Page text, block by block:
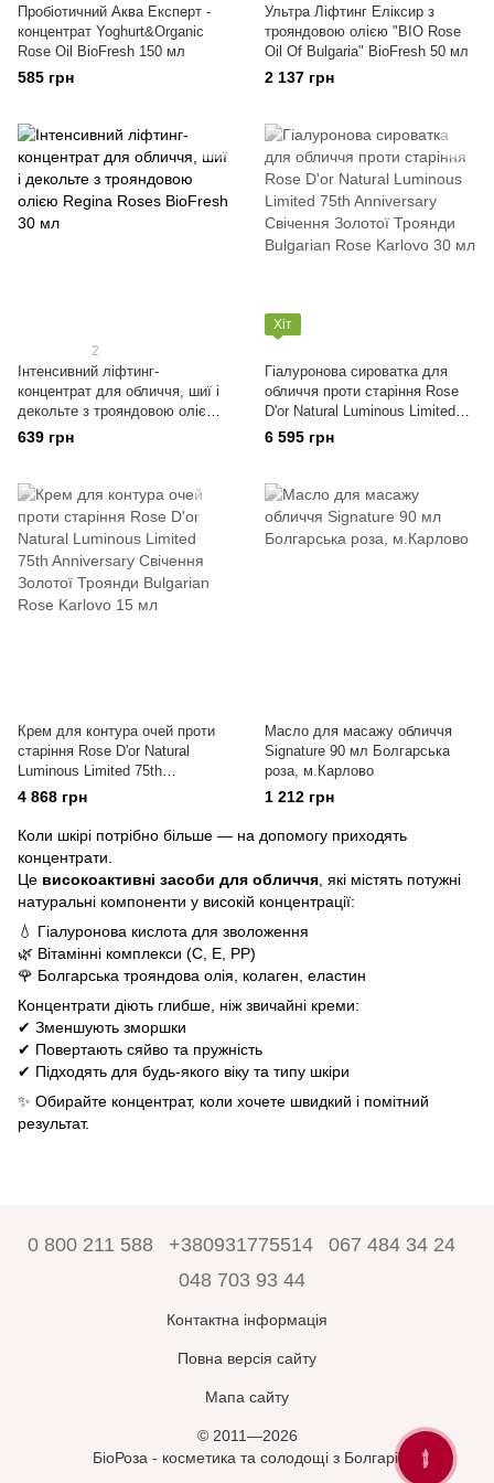
Пробіотичний Аква Експерт -
концентрат Yoghurt&Organic
Rose Oil BioFresh 150 мл
585 грн
Ультра Ліфтинг Еліксир з
трояндовою олією "BIO Rose
Oil Of Bulgaria" BioFresh 50 мл
2 137 грн
2
Інтенсивний ліфтинг-
концентрат для обличчя, шиї і
декольте з трояндовою олією
Regina Roses BioFresh 30 мл
639 грн
Хіт
Гіалуронова сироватка для
обличчя проти старіння Rose
D'or Natural Luminous Limited
75th Anniversary Свічення
Золотої Троянди Bulgarian
6 595 грн
Крем для контура очей проти
старіння Rose D'or Natural
Luminous Limited 75th
Anniversary Свічення Золотої
Троянди Bulgarian Rose Karlovo
15 мл
4 868 грн
Масло для масажу обличчя
Signature 90 мл Болгарська
роза, м.Карлово
1 212 грн
Коли шкірі потрібно більше — на допомогу приходять
концентрати.
Це високоактивні засоби для обличчя , які містять потужні
натуральні компоненти у високій концентрації:
💧 Гіалуронова кислота для зволоження
🌿 Вітамінні комплекси (С, Е, РР)
🌹 Болгарська трояндова олія, колаген, еластин
Концентрати діють глибше, ніж звичайні креми:
✔ Зменшують зморшки
✔ Повертають сяйво та пружність
✔ Підходять для будь-якого віку та типу шкіри
✨ Обирайте концентрат, коли хочете швидкий і помітний
результат.
0 800 211 588 +380931775514
067 484 34 24
048 703 93 44
Контактна інформація
Повна версія сайту
Мапа сайту
© 2011—2026
БіоРоза - косметика та солодощі з Болгарії
ЗАПИТАЙТЕ
У БІОРОЗА